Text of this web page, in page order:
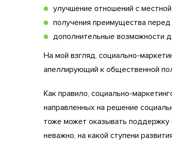
улучшение отношений с
получения преимущества перед
дополнительные возможности
На мой взгляд, социально-
апеллирующий к общественной
Как правило, социально-
направленных на решение
тоже может оказывать поддержку
неважно, на какой ступени